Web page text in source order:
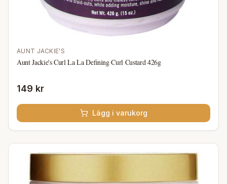
AUNT JACKIE'S
Aunt Jackie's Curl La La Defining Curl Custard 426g
149 kr
Lägg i varukorg